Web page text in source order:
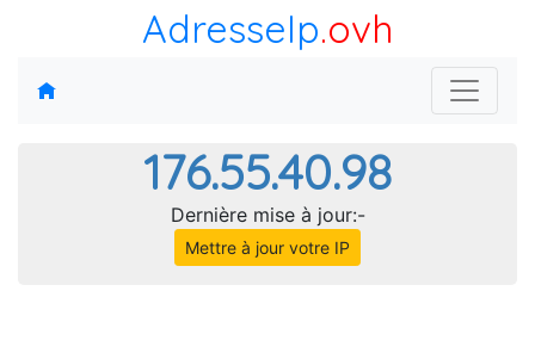
AdresseIp.ovh
176.55.40.98
Dernière mise à jour:-
Mettre à jour votre IP